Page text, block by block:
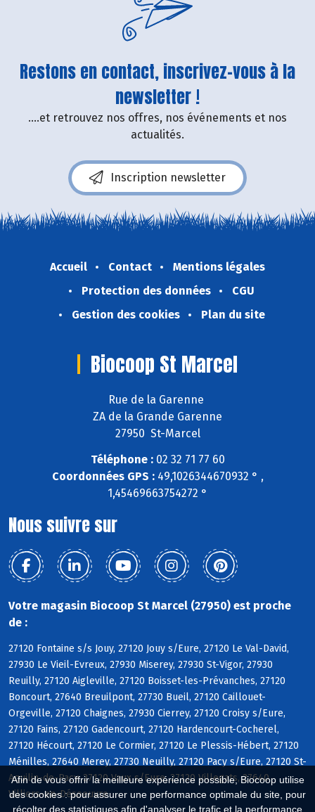
Afin de vous offrir la meilleure expérience possible, Biocoop utilise
des cookies : pour assurer une performance optimale du site, pour
récolter des statistiques afin d'analyser le trafic et la performance
Restons en contact, inscrivez-vous à la
newsletter !
....et retrouvez nos offres, nos événements et nos
actualités.
Inscription newsletter
Accueil Contact
Mentions légales
Protection des données
CGU
Gestion des cookies
Plan du site
Biocoop St Marcel
Rue de la Garenne
ZA de la Grande Garenne
27950 St-Marcel
Téléphone :02 32 71 77 60
Coordonnées GPS :49,1026344670932 ° ,
1,45469663754272 °
Nous suivre sur
Votre magasin Biocoop St Marcel (27950) est proche
de :
27120 Fontaine s/s Jouy, 27120 Jouy s/Eure, 27120 Le Val-David,
27930 Le Vieil-Evreux, 27930 Miserey, 27930 St-Vigor, 27930
Reuilly, 27120 Aigleville, 27120 Boisset-les-Prévanches, 27120
Boncourt, 27640 Breuilpont, 27730 Bueil, 27120 Caillouet-
Orgeville, 27120 Chaignes, 27930 Cierrey, 27120 Croisy s/Eure,
27120 Fains, 27120 Gadencourt, 27120 Hardencourt-Cocherel,
27120 Hécourt, 27120 Le Cormier, 27120 Le Plessis-Hébert, 27120
Ménilles, 27640 Merey, 27730 Neuilly, 27120 Pacy s/Eure, 27120 St-
Aquilin-de-Pacy, 27120 Vaux s/Eure, 27120 Villegats, 27640
Villiers-en-Désoeuvre